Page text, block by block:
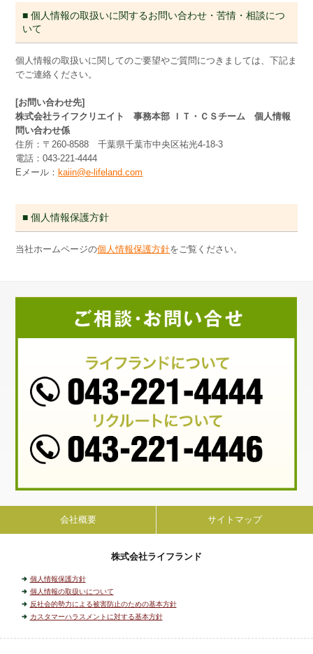
■ 個人情報の取扱いに関するお問い合わせ・苦情・相談につ
いて
個人情報の取扱いに関してのご要望やご質問につきましては、下記ま
でご連絡ください。
[お問い合わせ先]
株式会社ライフクリエイト 事務本部 ＩＴ・ＣＳチーム 個人情報
問い合わせ係
住所：〒260-8588 千葉県千葉市中央区祐光4-18-3
電話：043-221-4444
Eメール： kaiin@e-lifeland.com
■ 個人情報保護方針
当社ホームページの個人情報保護方針をご覧ください。
会社概要 サイトマップ
株式会社ライフランド
個人情報保護方針
個人情報の取扱いについて
反社会的勢力による被害防止のための基本方針
カスタマーハラスメントに対する基本方針